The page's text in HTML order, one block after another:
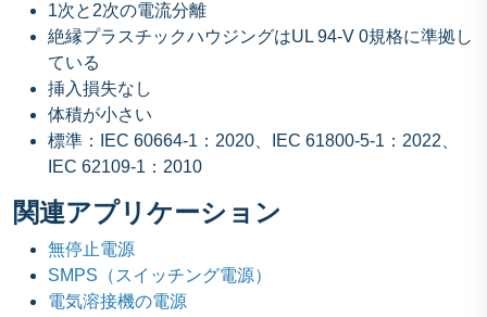
1次と2次の電流分離
絶縁プラスチックハウジングはUL 94-V 0規格に準拠し
ている
挿入損失なし
体積が小さい
標準：IEC 60664-1：2020、IEC 61800-5-1：2022、
IEC 62109-1：2010
関連アプリケーション
無停止電源
SMPS（スイッチング電源）
電気溶接機の電源